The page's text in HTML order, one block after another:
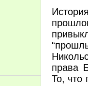
права
То, что